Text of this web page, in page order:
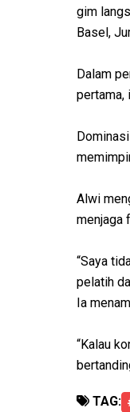
gim
Basel,
Dalam
pertama,
Alwi
menjaga
“Saya
pelatih
Ia
“Kalau
TAG: